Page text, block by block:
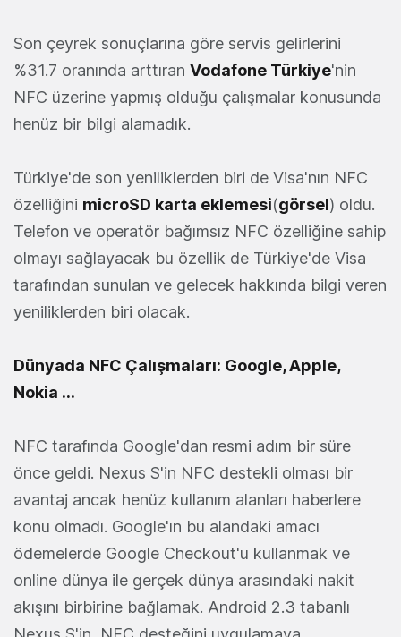
Son çeyrek sonuçlarına göre servis gelirlerini
%31.7 oranında arttıran Vodafone Türkiye'nin
NFC üzerine yapmış olduğu çalışmalar konusunda
henüz bir bilgi alamadık.
Türkiye'de son yeniliklerden biri de Visa'nın NFC
özelliğini microSD karta eklemesi(görsel) oldu.
Telefon ve operatör bağımsız NFC özelliğine sahip
olmayı sağlayacak bu özellik de Türkiye'de Visa
tarafından sunulan ve gelecek hakkında bilgi veren
yeniliklerden biri olacak.
Dünyada NFC Çalışmaları: Google, Apple,
Nokia ...
NFC tarafında Google'dan resmi adım bir süre
önce geldi. Nexus S'in NFC destekli olması bir
avantaj ancak henüz kullanım alanları haberlere
konu olmadı. Google'ın bu alandaki amacı
ödemelerde Google Checkout'u kullanmak ve
online dünya ile gerçek dünya arasındaki nakit
akışını birbirine bağlamak. Android 2.3 tabanlı